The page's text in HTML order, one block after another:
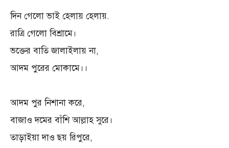
দিন গেলো ভাই হেলায় হেলায়.
রাত্রি গেলো বিশ্রামে।
ভক্তের বাতি জালাইলায় না,
আদম পুরের মোকামে।।
আদম পুর নিশানা করে,
বাজাও দমের বাঁশি আল্লাহ সুরে।
তাড়াইয়া দাও ছয় রিপুরে,